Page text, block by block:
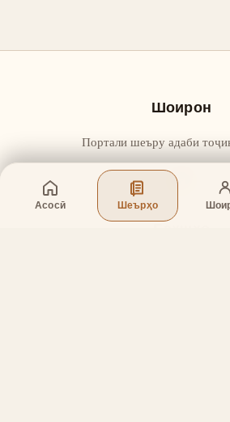
Асосӣ Шеърҳо
Шоирон
Портали шеъру адаби